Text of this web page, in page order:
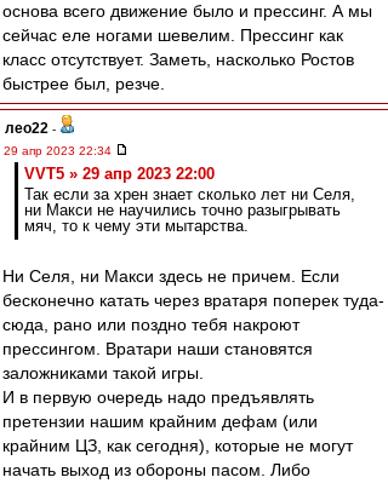
основа всего движение было и прессинг. А мы
сейчас еле ногами шевелим. Прессинг как
класс отсутствует. Заметь, насколько Ростов
быстрее был, резче.
лео22 -
29 апр 2023 22:34
VVT5 » 29 апр 2023 22:00
Так если за хрен знает сколько лет ни Селя,
ни Макси не научились точно разыгрывать
мяч, то к чему эти мытарства.
Ни Селя, ни Макси здесь не причем. Если
бесконечно катать через вратаря поперек туда-
сюда, рано или поздно тебя накроют
прессингом. Вратари наши становятся
заложниками такой игры.
И в первую очередь надо предъявлять
претензии нашим крайним дефам (или
крайним ЦЗ, как сегодня), которые не могут
начать выход из обороны пасом. Либо